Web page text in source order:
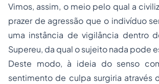
Vimos, assim, o meio pelo qual a
prazer de agressão que o indivíduo
uma instância de vigilância dentro
Supereu, da qual o sujeito nada pode
Deste modo, à ideia do senso
sentimento de culpa surgiria através